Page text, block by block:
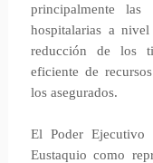
principalmente
hospitalarias a
reducción de los
eficiente de
los asegurados.
El Poder Ejecutivo
Eustaquio como